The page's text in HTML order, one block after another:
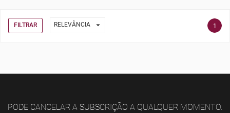
FILTRAR RELEVÂNCIA  1
PODE CANCELAR A SUBSCRIÇÃO A QUALQUER MOMENTO.